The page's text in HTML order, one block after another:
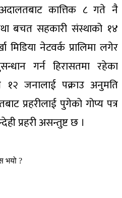
कात्तिक ८ गते नै
बचत सहकारी संस्थाको १४
नेटवर्क प्रालिमा लगेर
गर्न हिरासतमा रहेका
१२ जनालाई पक्राउ अनुमति
प्रहरीलाई पुगेको गोप्य पत्र
प्रहरी असन्तुष्ट छ ।
भयो ?